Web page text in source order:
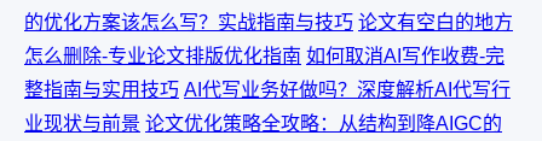
的优化方案该怎么写？实战指南与技巧 论文有空白的地方
怎么删除-专业论文排版优化指南 如何取消AI写作收费-完
整指南与实用技巧 AI代写业务好做吗？深度解析AI代写行
业现状与前景 论文优化策略全攻略：从结构到降AIGC的